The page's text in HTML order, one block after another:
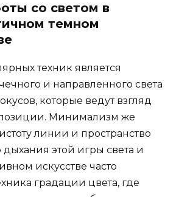
со светом в
темном
техник является
и направленного света
которые ведут взгляд
Минимализм же
линии и пространство
этой игры света и
искусстве часто
градации цвета, где